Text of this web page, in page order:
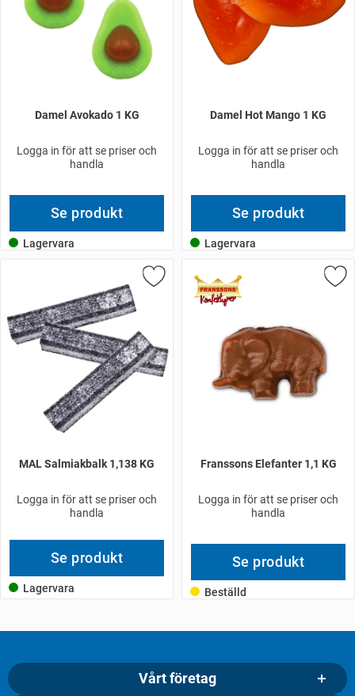
Damel Avokado 1 KG
Logga in för att se priser och
handla
Se produkt
Lagervara
Damel Hot Mango 1 KG
Logga in för att se priser och
handla
Se produkt
Lagervara
MAL Salmiakbalk 1,138 KG
Logga in för att se priser och
handla
Se produkt
Lagervara
Franssons Elefanter 1,1 KG
Logga in för att se priser och
handla
Se produkt
Beställd
Vårt företag